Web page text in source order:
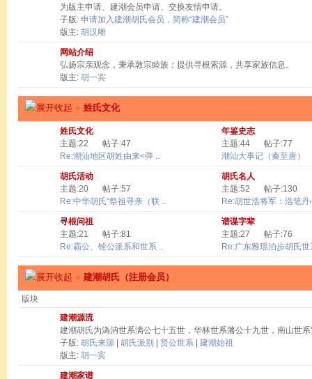
为版主申请、建潮会员申请、交换友情申请。
子版: 申请加入建潮胡氏会员，简称“建潮会员”
版主: 胡汉雕
网站介绍
弘扬宗亲观念，秉承敦宗睦族；提供寻根索源，共享家族信息。
版主: 胡一宾
» 姓氏文化
姓氏文化
主题:22
帖子:47
Re:潮汕地区胡姓由来<弹 ..
年鉴史志
主题:44
帖子:77
潮汕大事记（秦至唐）
胡氏活动
主题:20
帖子:57
Re:中华胡氏“祭祖寻亲（联 ..
胡氏名人
主题:52
帖子:130
Re:胡世浩将军：浩笔丹
寻根问祖
主题:21
帖子:81
Re:霸公、铨公派系和世系 ..
谱谍字辈
主题:27
帖子:76
Re:广东雅瑶泊步胡氏世
» 建潮胡氏（注册会员）
版块
建潮源流
建潮胡氏为溈汭世系满公七十五世，华林世系藩公十九世，南山世
子版: 胡氏来源 胡氏派别 贤公世系
建潮始祖
版主: 胡一宾
建潮家谱